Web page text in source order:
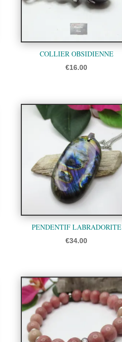
COLLIER OBSIDIENNE
€16.00
PENDENTIF LABRADORITE
€34.00